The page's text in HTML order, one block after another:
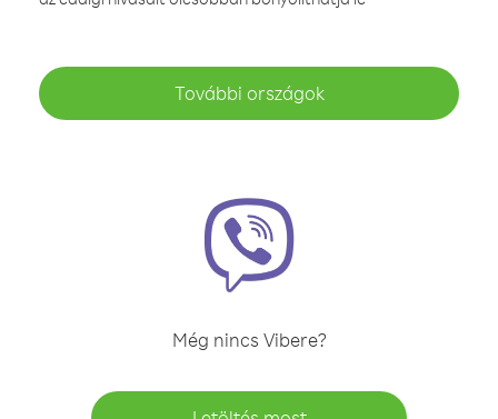
További országok
Még nincs Vibere?